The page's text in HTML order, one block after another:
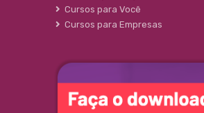
Cursos para Você
Cursos para Empresas